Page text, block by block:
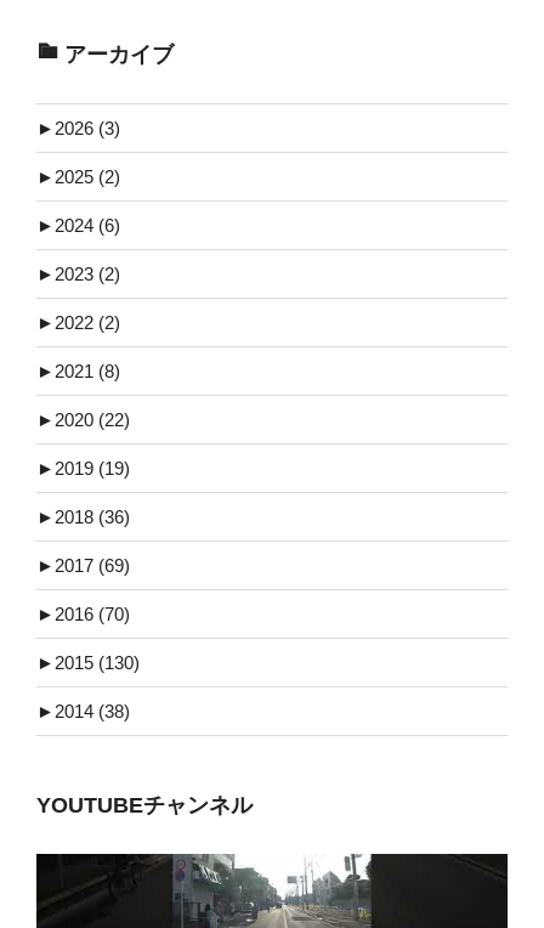
アーカイブ
► 2026 (3)
► 2025 (2)
► 2024 (6)
► 2023 (2)
► 2022 (2)
► 2021 (8)
► 2020 (22)
► 2019 (19)
► 2018 (36)
► 2017 (69)
► 2016 (70)
► 2015 (130)
► 2014 (38)
YOUTUBEチャンネル